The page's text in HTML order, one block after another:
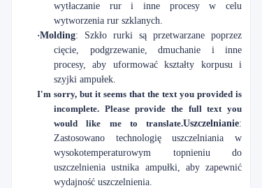
wytłaczanie rur i inne procesy w celu
wytworzenia rur szklanych.
·Molding: Szkło rurki są przetwarzane poprzez
cięcie, podgrzewanie, dmuchanie i inne
procesy, aby uformować kształty korpusu i
szyjki ampułek.
I'm sorry, but it seems that the text you provided is
incomplete. Please provide the full text you
would like me to translate.Uszczelnianie:
Zastosowano technologię uszczelniania w
wysokotemperaturowym topnieniu do
uszczelnienia ustnika ampułki, aby zapewnić
wydajność uszczelnienia.